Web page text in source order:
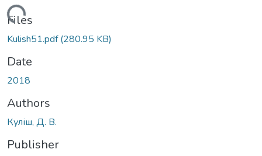
Loading...
Files
Kulish51.pdf(280.95 KB)
Date
2018
Authors
Куліш, Д. В.
Publisher